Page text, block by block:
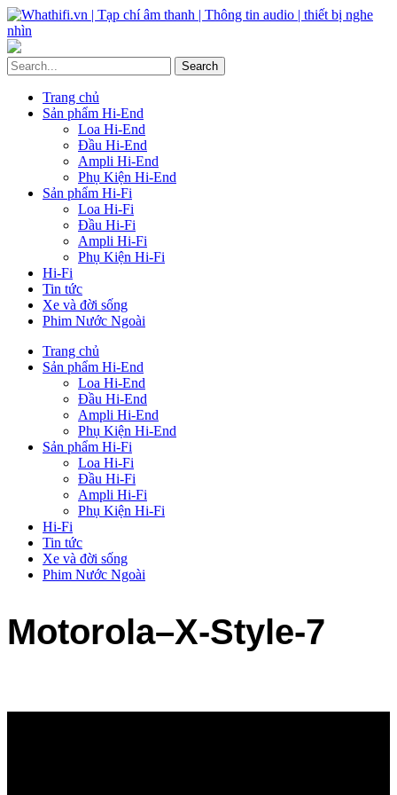
Trang chủ
Sản phẩm Hi-End
Loa Hi-End
Đầu Hi-End
Ampli Hi-End
Phụ Kiện Hi-End
Sản phẩm Hi-Fi
Loa Hi-Fi
Đầu Hi-Fi
Ampli Hi-Fi
Phụ Kiện Hi-Fi
Hi-Fi
Tin tức
Xe và đời sống
Phim Nước Ngoài
Trang chủ
Sản phẩm Hi-End
Loa Hi-End
Đầu Hi-End
Ampli Hi-End
Phụ Kiện Hi-End
Sản phẩm Hi-Fi
Loa Hi-Fi
Đầu Hi-Fi
Ampli Hi-Fi
Phụ Kiện Hi-Fi
Hi-Fi
Tin tức
Xe và đời sống
Phim Nước Ngoài
Motorola–X-Style-7